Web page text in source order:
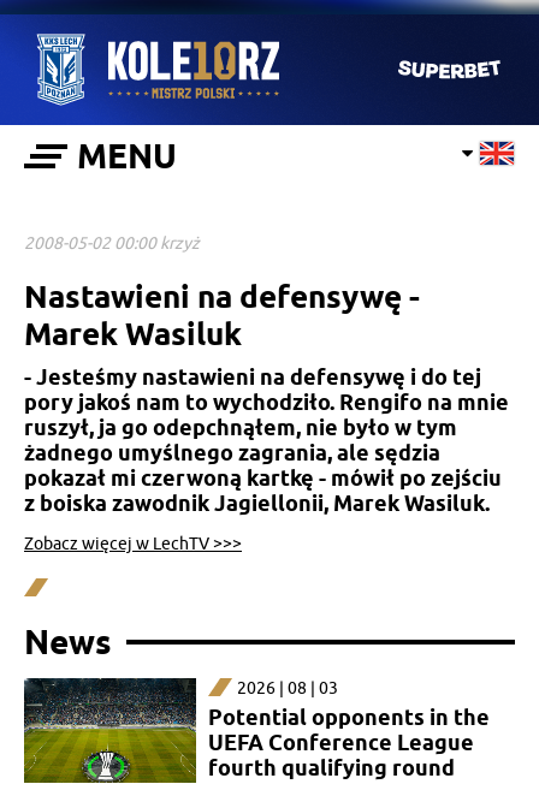
MENU
2008-05-02 00:00 krzyż
Nastawieni na defensywę -
Marek Wasiluk
- Jesteśmy nastawieni na defensywę i do tej
pory jakoś nam to wychodziło. Rengifo na mnie
ruszył, ja go odepchnąłem, nie było w tym
żadnego umyślnego zagrania, ale sędzia
pokazał mi czerwoną kartkę - mówił po zejściu
z boiska zawodnik Jagiellonii, Marek Wasiluk.
Zobacz więcej w LechTV >>>
News
2026 | 08 | 03
Potential opponents in the
UEFA Conference League
fourth qualifying round